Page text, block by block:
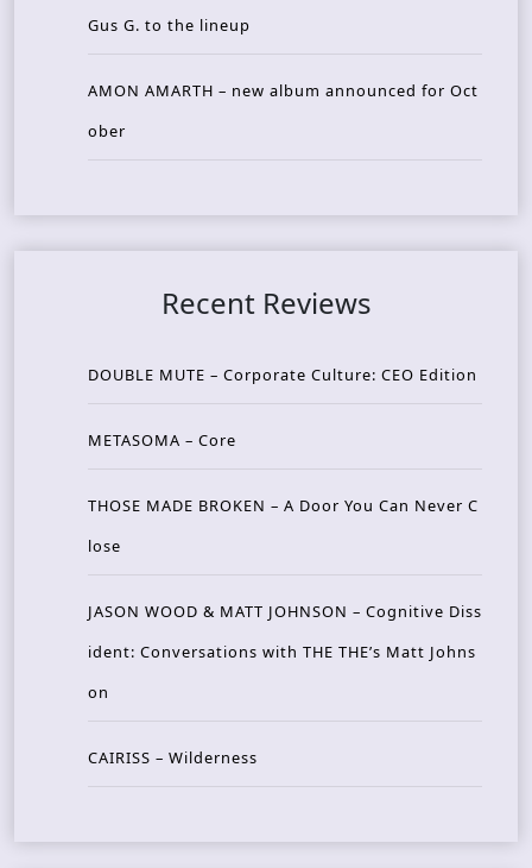
Gus G. to the lineup
AMON AMARTH – new album announced for Oct
ober
Recent Reviews
DOUBLE MUTE – Corporate Culture: CEO Edition
METASOMA – Core
THOSE MADE BROKEN – A Door You Can Never C
lose
JASON WOOD & MATT JOHNSON – Cognitive Diss
ident: Conversations with THE THE’s Matt Johns
on
CAIRISS – Wilderness